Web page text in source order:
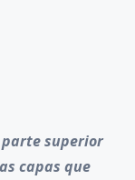
parte superior
capas que